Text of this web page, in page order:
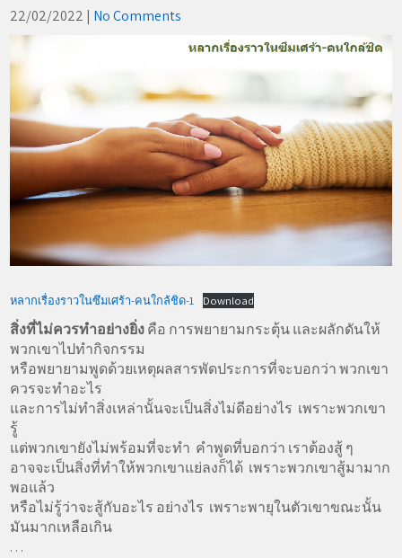
22/02/2022 | No Comments
หลากเรื่องราวในซึมเศร้า-คนใกล้ชิด-1 Download
สิ่งที่ไม่ควรทำอย่างยิ่งคือ การพยายามกระตุ้น และผลักดันให้
พวกเขาไปทำกิจกรรม
หรือพยายามพูดด้วยเหตุผลสารพัดประการที่จะบอกว่า พวกเขา
ควรจะทำอะไร
และการไม่ทำสิ่งเหล่านั้นจะเป็นสิ่งไม่ดีอย่างไร เพราะพวกเขา
รู้
แต่พวกเขายังไม่พร้อมที่จะทำ คำพูดที่บอกว่า เราต้องสู้ ๆ
อาจจะเป็นสิ่งที่ทำให้พวกเขาแย่ลงก็ได้ เพราะพวกเขาสู้มามาก
พอแล้ว
หรือไม่รู้ว่าจะสู้กับอะไร อย่างไร เพราะพายุในตัวเขาขณะนั้น
มันมากเหลือเกิน
. . .